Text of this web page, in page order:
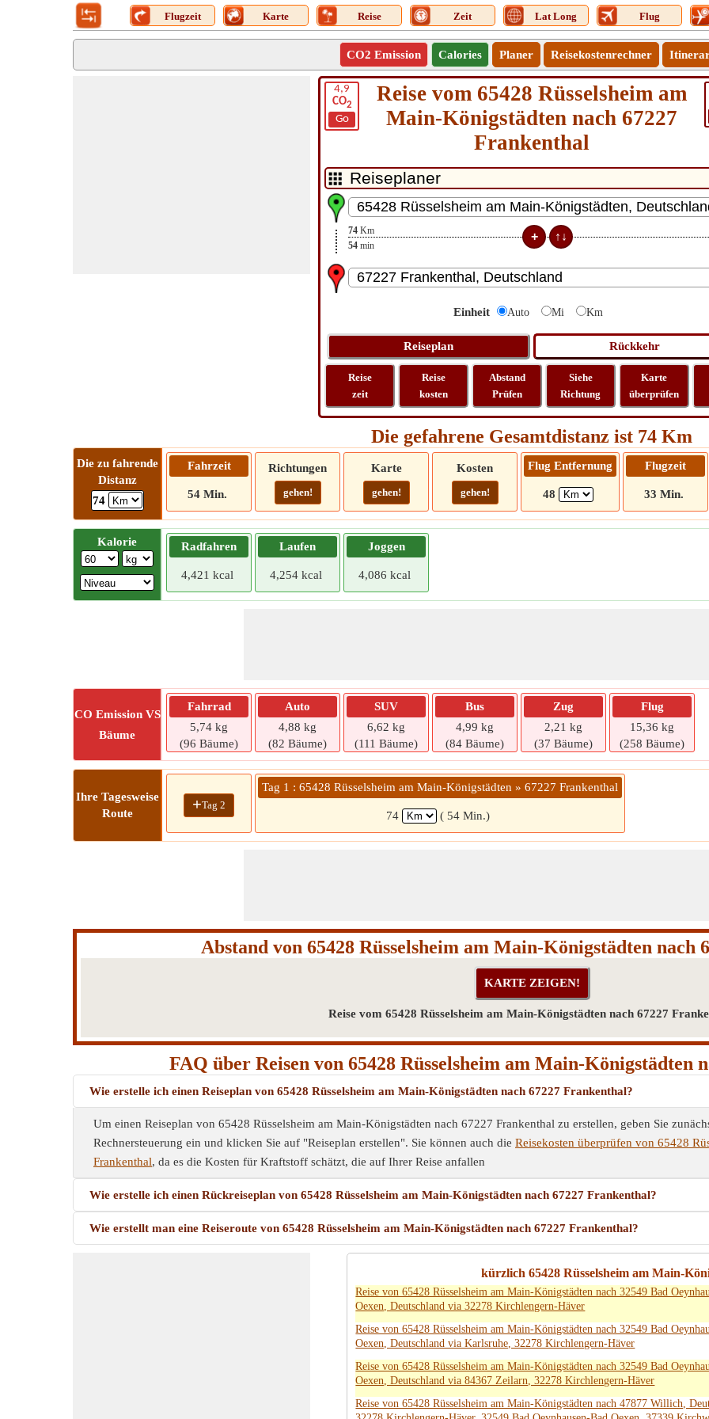
Flugzeit Karte Reise Zeit Lat Long Flug
CO2 Emission Calories Planer Reisekostenrechner
4,9
CO2
Go
Reise vom 65428 Rüsselsheim am
Main-Königstädten nach 67227
Frankenthal
74 Km
54 min
Einheit Auto Mi Km
Reise
zeit
Reise
kosten
Abstand
Prüfen
Siehe
Richtung
Karte
überprüfen
Die gefahrene Gesamtdistanz ist 74 Km
Die zu fahrende
Distanz
74
Fahrzeit
54 Min.
Richtungen
gehen!
Karte
gehen!
Kosten
gehen!
Flug Entfernung
48
Flugzeit
33 Min.
Kalorie Radfahren
4,421 kcal
Laufen
4,254 kcal
Joggen
4,086 kcal
CO Emission VS
Bäume
Fahrrad
5,74 kg
(96 Bäume)
Auto
4,88 kg
(82 Bäume)
SUV
6,62 kg
(111 Bäume)
Bus
4,99 kg
(84 Bäume)
Zug
2,21 kg
(37 Bäume)
Flug
15,36 kg
(258 Bäume)
Ihre Tagesweise
Route
+Tag 2
Tag 1 : 65428 Rüsselsheim am Main-Königstädten » 67227 Frankenthal
74 ( 54 Min.)
Abstand von 65428 Rüsselsheim am Main-Königstädten nach
Reise vom 65428 Rüsselsheim am Main-Königstädten nach 67227
FAQ über Reisen von 65428 Rüsselsheim am Main-Königstädten
Wie erstelle ich einen Reiseplan von 65428 Rüsselsheim am Main-Königstädten nach 67227 Frankenthal?
Um einen Reiseplan von 65428 Rüsselsheim am Main-Königstädten nach 67227 Frankenthal zu erstellen, geben Sie
Rechnersteuerung ein und klicken Sie auf "Reiseplan erstellen". Sie können auch die Reisekosten überprüfen von 65428
Frankenthal, da es die Kosten für Kraftstoff schätzt, die auf Ihrer Reise anfallen
Wie erstelle ich einen Rückreiseplan von 65428 Rüsselsheim am Main-Königstädten nach 67227 Frankenthal?
Wie erstellt man eine Reiseroute von 65428 Rüsselsheim am Main-Königstädten nach 67227 Frankenthal?
kürzlich 65428 Rüsselsheim am Main-
Reise von 65428 Rüsselsheim am Main-Königstädten nach 32549 Bad
Oexen, Deutschland via 32278 Kirchlengern-Häver
Reise von 65428 Rüsselsheim am Main-Königstädten nach 32549 Bad
Oexen, Deutschland via Karlsruhe, 32278 Kirchlengern-Häver
Reise von 65428 Rüsselsheim am Main-Königstädten nach 32549 Bad
Oexen, Deutschland via 84367 Zeilarn, 32278 Kirchlengern-Häver
Reise von 65428 Rüsselsheim am Main-Königstädten nach 47877 Willich,